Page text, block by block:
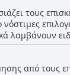
πόδια ή μια
για μια πιο
τους
κορυφαία
είναι
από τους